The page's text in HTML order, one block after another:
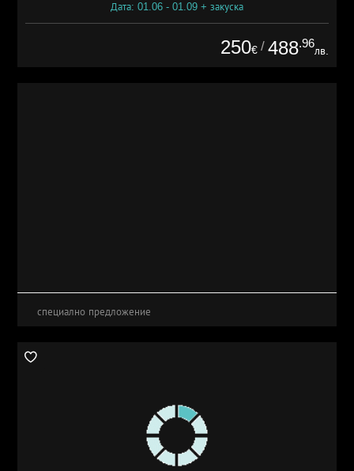
Дата: 01.06 - 01.09 + закуска
250€ / 488.96
лв.
специално предложение